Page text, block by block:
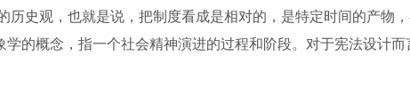
历史观，也就是说，把制度看成是相对的，是特定时间的产物
的概念，指一个社会精神演进的过程和阶段。对于宪法设计